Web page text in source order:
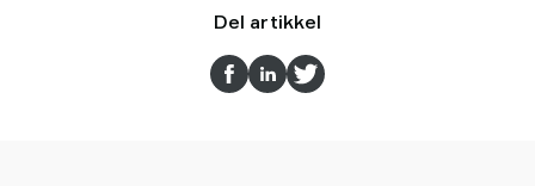
Del artikkel